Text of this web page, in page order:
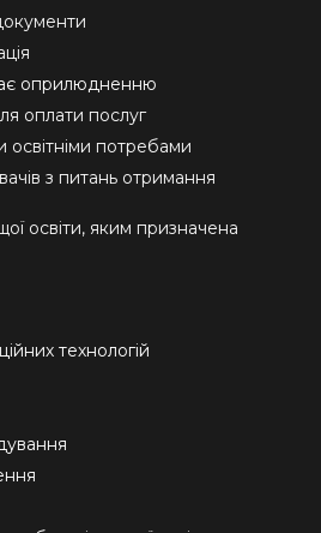
оприлюдненню
оплати послуг
потребами
з питань отримання
освіти, яким призначена
технологій